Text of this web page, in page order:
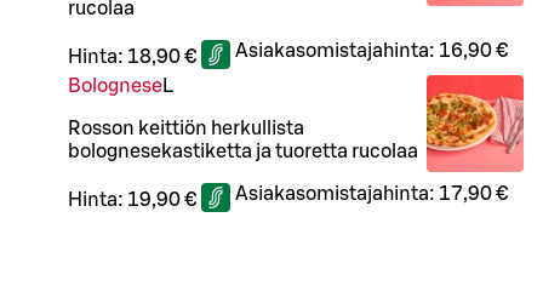
rucolaa
Hinta: 18,90 € Asiakasomistajahinta: 16,90 €
BologneseL
Rosson keittiön herkullista
bolognesekastiketta ja tuoretta rucolaa
Hinta: 19,90 € Asiakasomistajahinta: 17,90 €